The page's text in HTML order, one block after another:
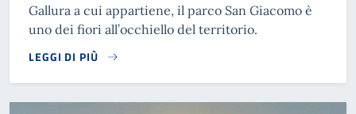
Gallura a cui appartiene, il parco San Giacomo è
uno dei fiori all’occhiello del territorio.
LEGGI DI PIÙ